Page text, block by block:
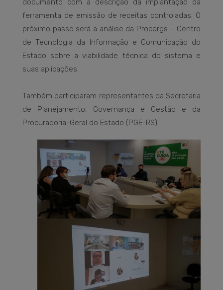
documento com a descrição da implantação da
ferramenta de emissão de receitas controladas. O
próximo passo será a análise da Procergs – Centro
de Tecnologia da Informação e Comunicação do
Estado sobre a viabilidade técnica do sistema e
suas aplicações.
Também participaram representantes da Secretaria
de Planejamento, Governança e Gestão e da
Procuradoria-Geral do Estado (PGE-RS).